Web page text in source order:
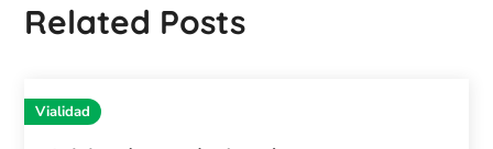
Related Posts
Vialidad